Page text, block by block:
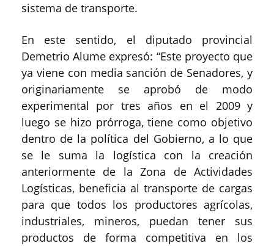
sistema de transporte.
En este sentido, el diputado provincial
Demetrio Alume expresó: “Este proyecto que
ya viene con media sanción de Senadores, y
originariamente se aprobó de modo
experimental por tres años en el 2009 y
luego se hizo prórroga, tiene como objetivo
dentro de la política del Gobierno, a lo que
se le suma la logística con la creación
anteriormente de la Zona de Actividades
Logísticas, beneficia al transporte de cargas
para que todos los productores agrícolas,
industriales, mineros, puedan tener sus
productos de forma competitiva en los